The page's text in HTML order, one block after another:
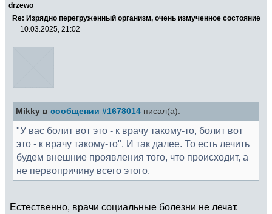
drzewo
Re: Изрядно перегруженный организм, очень измученное состояние
10.03.2025, 21:02
Mikky в сообщении #1678014 писал(а):
"У вас болит вот это - к врачу такому-то, болит вот
это - к врачу такому-то". И так далее. То есть лечить
будем внешние проявления того, что происходит, а
не первопричину всего этого.
Естественно, врачи социальные болезни не лечат.